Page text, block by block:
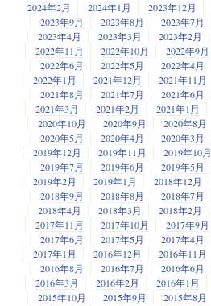
2024年2月 2024年1月 2023年12月
2023年9月
2023年8月 2023年7月
2023年4月
2023年3月 2023年2月
2022年11月
2022年10月 2022年9月
2022年6月
2022年5月 2022年4月
2022年1月
2021年12月 2021年11月
2021年8月
2021年7月 2021年6月
2021年3月
2021年2月 2021年1月
2020年10月
2020年9月 2020年8月
2020年5月
2020年4月 2020年3月
2019年12月
2019年11月 2019年10月
2019年7月
2019年6月 2019年5月
2019年2月
2019年1月 2018年12月
2018年9月
2018年8月 2018年7月
2018年4月
2018年3月 2018年2月
2017年11月
2017年10月 2017年9月
2017年6月
2017年5月 2017年4月
2017年1月
2016年12月 2016年11月
2016年8月
2016年7月 2016年6月
2016年3月
2016年2月 2016年1月
2015年10月
2015年9月 2015年8月